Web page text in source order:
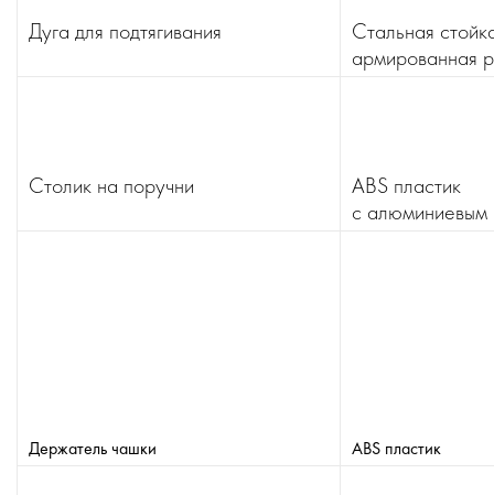
Дуга для подтягивания
Стальная
армированная
Столик на поручни
ABS пластик
с алюминиевым
Держатель чашки ABS пластик